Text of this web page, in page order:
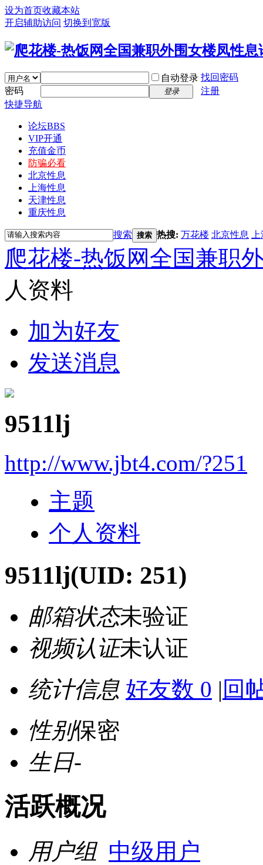
设为首页收藏本站
开启辅助访问 切换到宽版
自动登录 找回密码
密码
登录
注册
快捷导航
论坛BBS
VIP开通
充值金币
防骗必看
北京性息
上海性息
天津性息
重庆性息
搜索 搜索 热搜: 万花楼 北京性息
爬花楼-热饭网全国兼职
人资料
加为好友
发送消息
9511lj
http://www.jbt4.com/?251
主题
个人资料
9511lj(UID: 251)
邮箱状态未验证
视频认证未认证
统计信息 好友数 0 | 回
性别保密
生日-
活跃概况
用户组 中级用户